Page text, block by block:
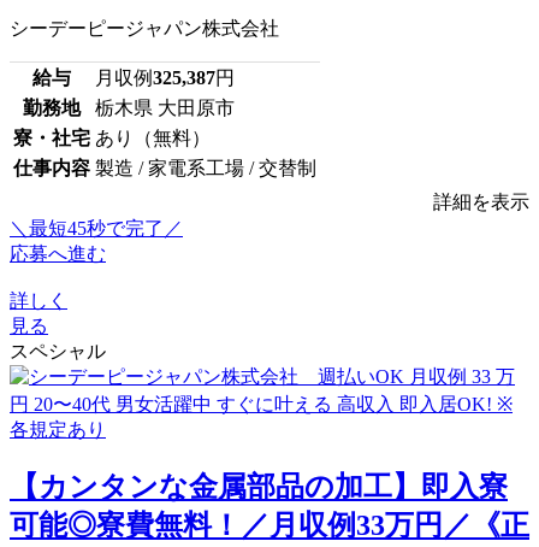
シーデーピージャパン株式会社
給与 月収例325,387円
勤務地
栃木県 大田原市
寮・社宅 あり（無料）
仕事内容 製造 / 家電系工場 / 交替制
詳細を表示
＼最短45秒で完了／
応募へ進む
詳しく
見る
スペシャル
【カンタンな金属部品の加工】即入寮
可能◎寮費無料！／月収例33万円／《正